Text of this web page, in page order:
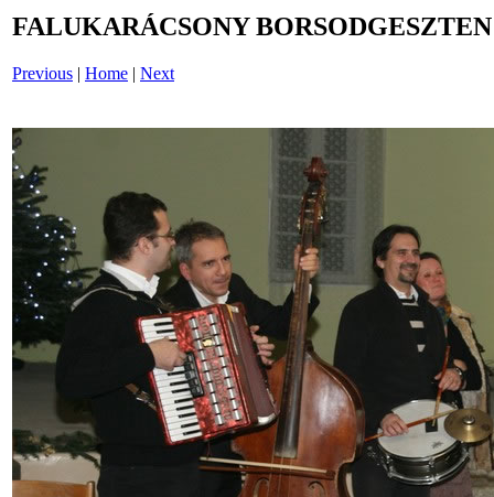
FALUKARÁCSONY BORSODGESZTEN
Previous | Home | Next